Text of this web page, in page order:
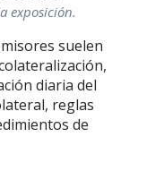
exposición.
suelen
diaria del
reglas
de